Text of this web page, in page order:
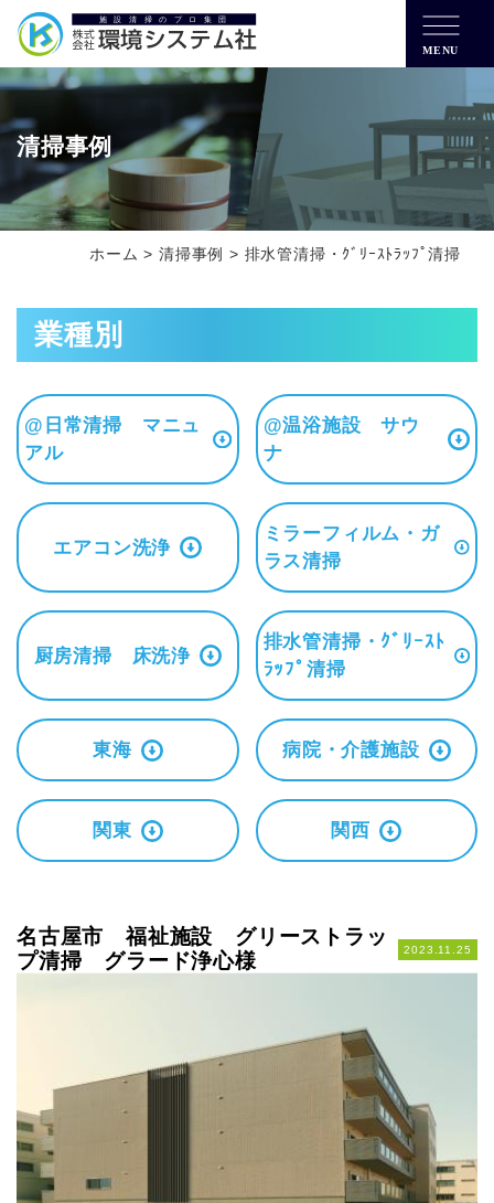
MENU
清掃事例
ホーム > 清掃事例 > 排水管清掃・ｸﾞﾘｰｽﾄﾗｯﾌﾟ清掃
業種別
@日常清掃 マニュ
アル
@温浴施設 サウ
ナ
エアコン洗浄
ミラーフィルム・ガ
ラス清掃
厨房清掃 床洗浄
排水管清掃・ｸﾞﾘｰｽﾄ
ﾗｯﾌﾟ清掃
東海 病院・介護施設
関東 関西
名古屋市 福祉施設 グリーストラッ
プ清掃 グラード浄心様
2023.11.25